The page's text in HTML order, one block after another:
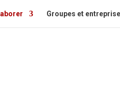
Groupes et